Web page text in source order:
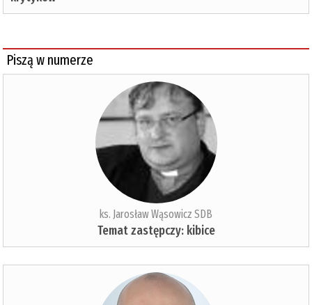
Piszą w numerze
ks. Jarosław Wąsowicz SDB
Temat zastępczy: kibice